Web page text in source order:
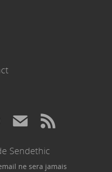
Sendethic
ne sera jamais